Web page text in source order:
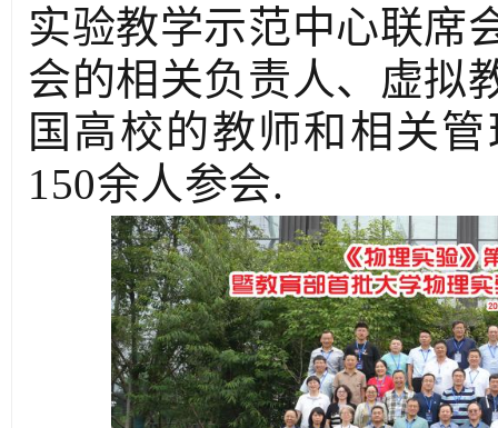
实验教学示范中心联席
会的相关负责人、虚拟
国高校的教师和相关
150余人参会.